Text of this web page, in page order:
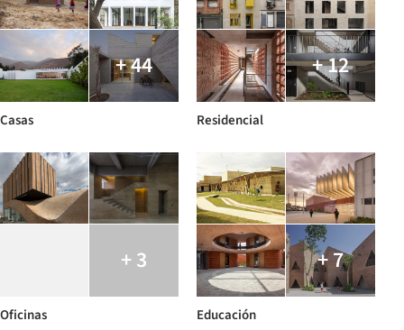
+ 44
Casas
+ 12
Residencial
+ 3
Oficinas
+ 7
Educación